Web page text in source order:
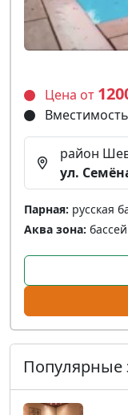
Цена от
район
ул.
Парная: русская
Аква зона:
Популярные